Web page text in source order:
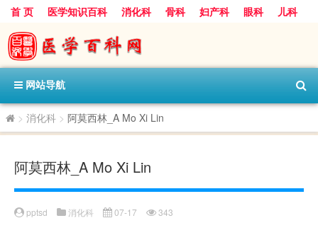
首 页 医学知识百科 消化科 骨科 妇产科 眼科
儿科
心血管病科
呼吸科 神经科
内分泌科
口腔科
网站导航
> 消化科 > 阿莫西林_A Mo Xi Lin
阿莫西林_A Mo Xi Lin
pptsd 消化科 07-17 343